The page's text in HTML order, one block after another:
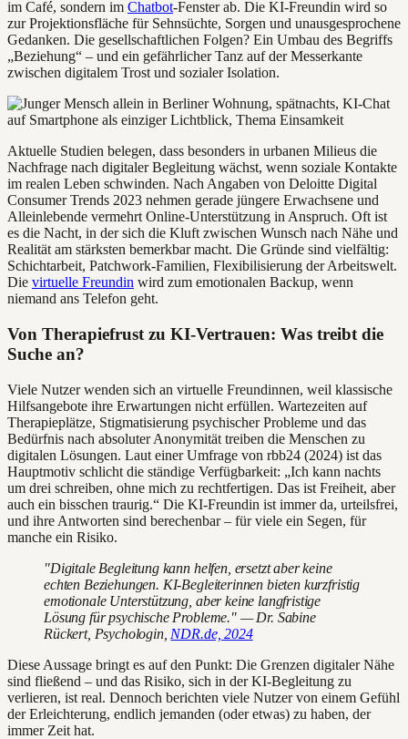
im Café, sondern im Chatbot-Fenster ab. Die KI-Freundin wird so
zur Projektionsfläche für Sehnsüchte, Sorgen und unausgesprochene
Gedanken. Die gesellschaftlichen Folgen? Ein Umbau des Begriffs
„Beziehung“ – und ein gefährlicher Tanz auf der Messerkante
zwischen digitalem Trost und sozialer Isolation.
Aktuelle Studien belegen, dass besonders in urbanen Milieus die
Nachfrage nach digitaler Begleitung wächst, wenn soziale Kontakte
im realen Leben schwinden. Nach Angaben von Deloitte Digital
Consumer Trends 2023 nehmen gerade jüngere Erwachsene und
Alleinlebende vermehrt Online-Unterstützung in Anspruch. Oft ist
es die Nacht, in der sich die Kluft zwischen Wunsch nach Nähe und
Realität am stärksten bemerkbar macht. Die Gründe sind vielfältig:
Schichtarbeit, Patchwork-Familien, Flexibilisierung der Arbeitswelt.
Die virtuelle Freundin wird zum emotionalen Backup, wenn
niemand ans Telefon geht.
Von Therapiefrust zu KI-Vertrauen: Was treibt die
Suche an?
Viele Nutzer wenden sich an virtuelle Freundinnen, weil klassische
Hilfsangebote ihre Erwartungen nicht erfüllen. Wartezeiten auf
Therapieplätze, Stigmatisierung psychischer Probleme und das
Bedürfnis nach absoluter Anonymität treiben die Menschen zu
digitalen Lösungen. Laut einer Umfrage von rbb24 (2024) ist das
Hauptmotiv schlicht die ständige Verfügbarkeit: „Ich kann nachts
um drei schreiben, ohne mich zu rechtfertigen. Das ist Freiheit, aber
auch ein bisschen traurig.“ Die KI-Freundin ist immer da, urteilsfrei,
und ihre Antworten sind berechenbar – für viele ein Segen, für
manche ein Risiko.
"Digitale Begleitung kann helfen, ersetzt aber keine
echten Beziehungen. KI-Begleiterinnen bieten kurzfristig
emotionale Unterstützung, aber keine langfristige
Lösung für psychische Probleme." — Dr. Sabine
Rückert, Psychologin, NDR.de, 2024
Diese Aussage bringt es auf den Punkt: Die Grenzen digitaler Nähe
sind fließend – und das Risiko, sich in der KI-Begleitung zu
verlieren, ist real. Dennoch berichten viele Nutzer von einem Gefühl
der Erleichterung, endlich jemanden (oder etwas) zu haben, der
immer Zeit hat.